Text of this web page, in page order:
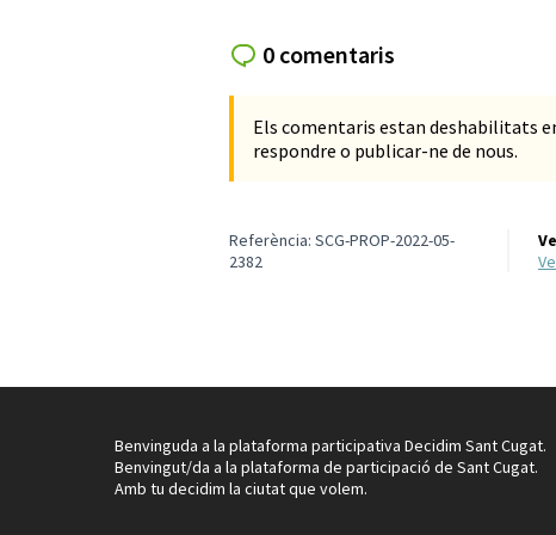
0 comentaris
Els comentaris estan deshabilitats
respondre o publicar-ne de nous.
Referència: SCG-PROP-2022-05-
2382
Benvinguda a la plataforma participativa Decidim Sant Cugat.
Benvingut/da a la plataforma de participació de Sant Cugat.
Amb tu decidim la ciutat que volem.